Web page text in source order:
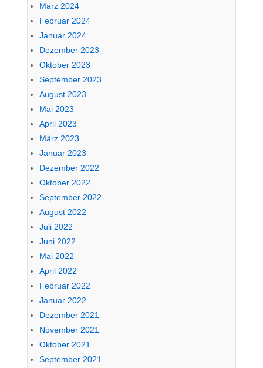
März 2024
Februar 2024
Januar 2024
Dezember 2023
Oktober 2023
September 2023
August 2023
Mai 2023
April 2023
März 2023
Januar 2023
Dezember 2022
Oktober 2022
September 2022
August 2022
Juli 2022
Juni 2022
Mai 2022
April 2022
Februar 2022
Januar 2022
Dezember 2021
November 2021
Oktober 2021
September 2021